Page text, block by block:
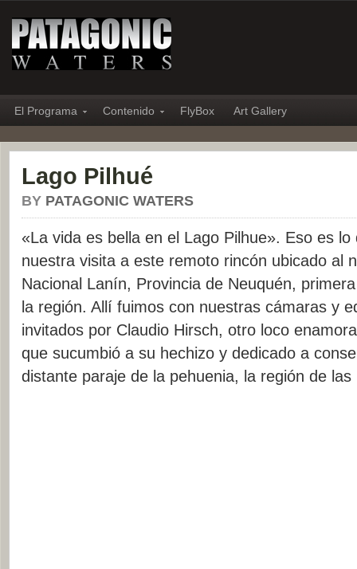
El Programa Contenido FlyBox Art Gallery
Lago Pilhué
BY PATAGONIC WATERS
«La vida es bella en el Lago Pilhue». Eso es
nuestra visita a este remoto rincón ubicado al
Nacional Lanín, Provincia de Neuquén,
la región. Allí fuimos con nuestras cámaras y
invitados por Claudio Hirsch, otro loco
que sucumbió a su hechizo y dedicado a
distante paraje de la pehuenia, la región de